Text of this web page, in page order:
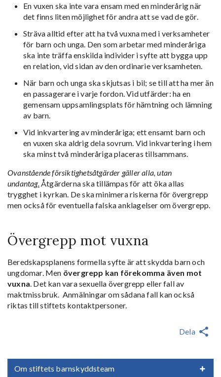
Om stiftets barnskyddsteam
En vuxen ska inte vara ensam med en minderårig när
det finns liten möjlighet för andra att se vad de gör.
Sträva alltid efter att ha två vuxna med i verksamheter
för barn och unga. Den som arbetar med minderåriga
ska inte träffa enskilda individer i syfte att bygga upp
en relation, vid sidan av den ordinarie verksamheten.
När barn och unga ska skjutsas i bil; se till att ha mer än
en passagerare i varje fordon. Vid utfärder: ha en
gemensam uppsamlingsplats för hämtning och lämning
av barn.
Vid inkvartering av minderåriga; ett ensamt barn och
en vuxen ska aldrig dela sovrum. Vid inkvartering i hem
ska minst två minderåriga placeras tillsammans.
Ovanstående försiktighetsåtgärder gäller alla, utan
undantag.Åtgärderna ska tillämpas för att öka allas
trygghet i kyrkan. De ska minimera riskerna för övergrepp
men också för eventuella falska anklagelser om övergrepp.
Övergrepp mot vuxna
Beredskapsplanens formella syfte är att skydda barn och
ungdomar. Men övergrepp kan förekomma även mot
vuxna. Det kan vara sexuella övergrepp eller fall av
maktmissbruk. Anmälningar om sådana fall kan också
riktas till stiftets kontaktpersoner.
Dela